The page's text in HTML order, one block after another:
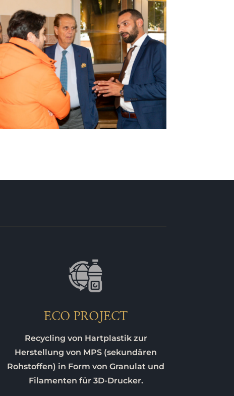
ECO PROJECT
Recycling von Hartplastik zur
Herstellung von MPS (sekundären
Rohstoffen) in Form von Granulat und
Filamenten für 3D-Drucker.